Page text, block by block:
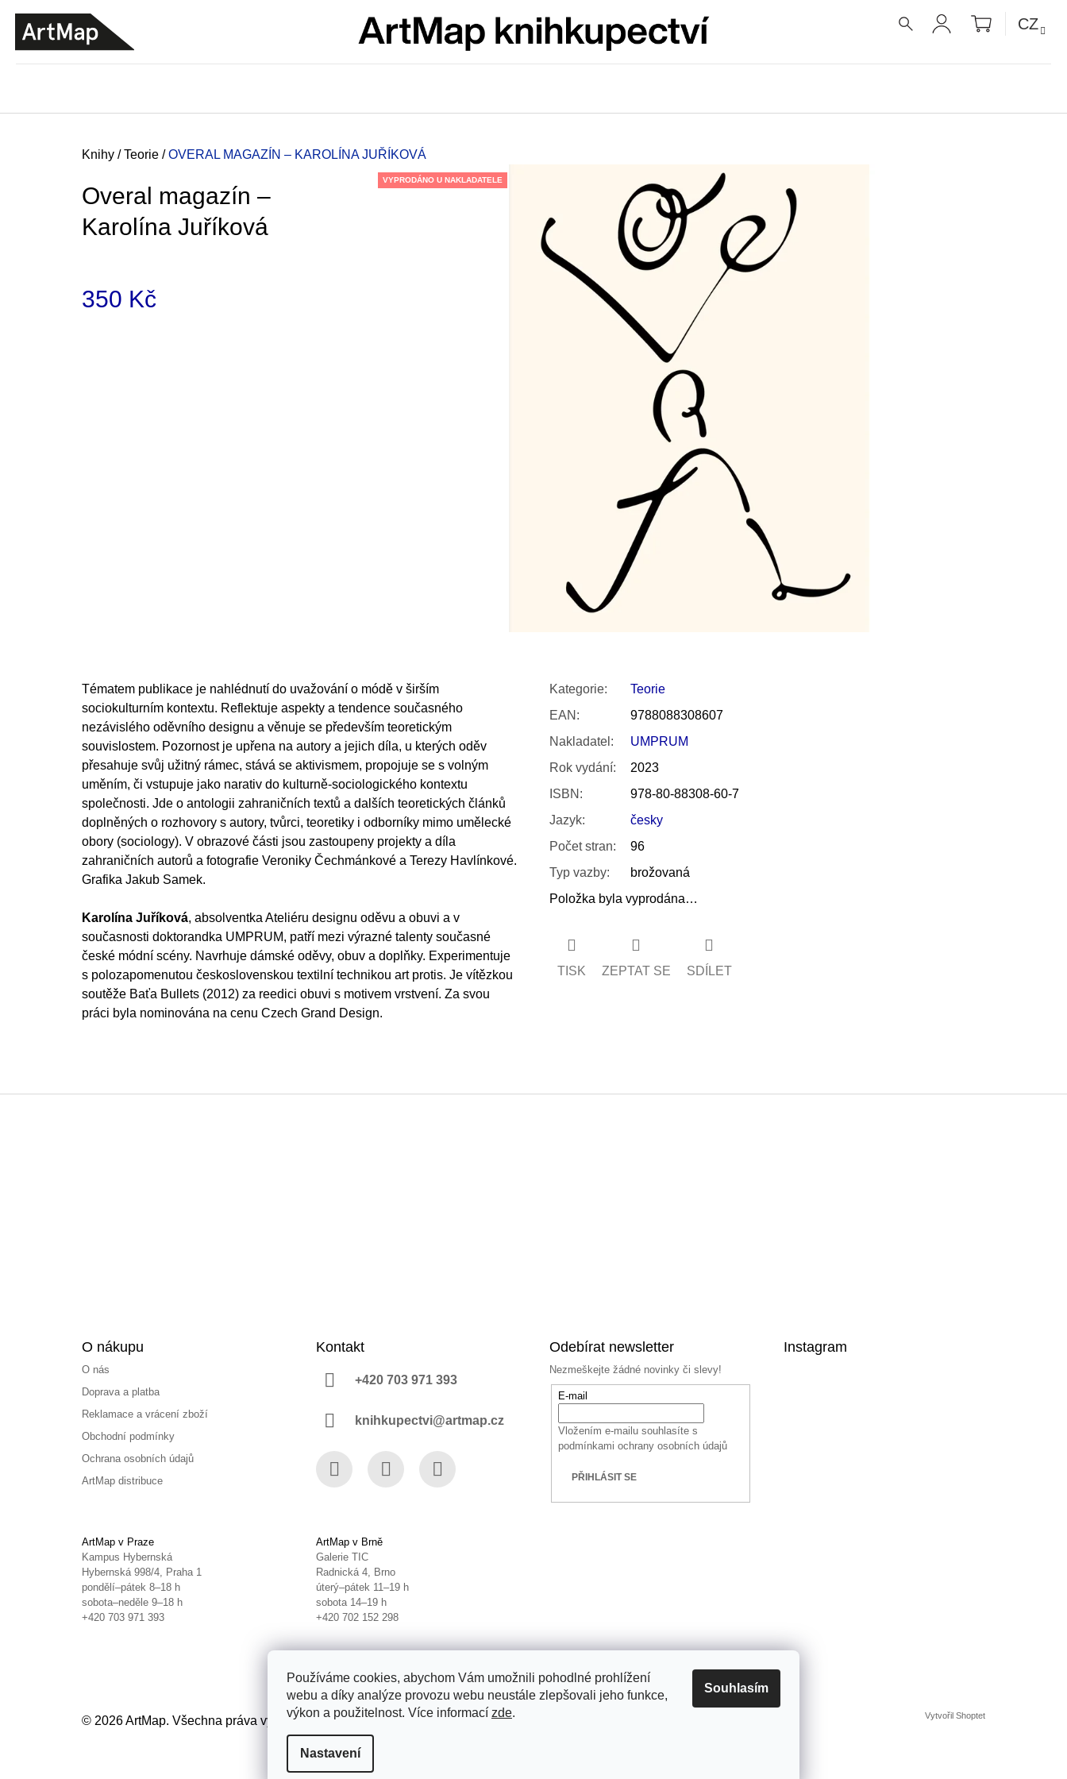
Používáme cookies, abychom Vám umožnili pohodlné prohlížení
webu a díky analýze provozu webu neustále zlepšovali jeho funkce,
výkon a použitelnost. Více informací zde.
Nastavení
Souhlasím
PŘIHLÁŠENÍ
NÁKUPNÍ
KOŠÍK
CZ
Domů
Knihy / Teorie / OVERAL MAGAZÍN – KAROLÍNA JUŘÍKOVÁ
Overal magazín –
Karolína Juříková
VYPRODÁNO U NAKLADATELE
350 Kč
Tématem publikace je nahlédnutí do uvažování o módě v širším
sociokulturním kontextu. Reflektuje aspekty a tendence současného
nezávislého oděvního designu a věnuje se především teoretickým
souvislostem. Pozornost je upřena na autory a jejich díla, u kterých oděv
přesahuje svůj užitný rámec, stává se aktivismem, propojuje se s volným
uměním, či vstupuje jako narativ do kulturně-sociologického kontextu
společnosti. Jde o antologii zahraničních textů a dalších teoretických článků
doplněných o rozhovory s autory, tvůrci, teoretiky i odborníky mimo umělecké
obory (sociology). V obrazové části jsou zastoupeny projekty a díla
zahraničních autorů a fotografie Veroniky Čechmánkové a Terezy Havlínkové.
Grafika Jakub Samek.
Karolína Juříková, absolventka Ateliéru designu oděvu a obuvi a v
současnosti doktorandka UMPRUM, patří mezi výrazné talenty současné
české módní scény. Navrhuje dámské oděvy, obuv a doplňky. Experimentuje
s polozapomenutou československou textilní technikou art protis. Je vítězkou
soutěže Baťa Bullets (2012) za reedici obuvi s motivem vrstvení. Za svou
práci byla nominována na cenu Czech Grand Design.
Kategorie:
Teorie
EAN :
9788088308607
Nakladatel :
UMPRUM
Rok vydání:
2023
ISBN :
978-80-88308-60-7
Jazyk:
česky
Počet stran:
96
Typ vazby:
brožovaná
Položka byla vyprodána…
TISK ZEPTAT SE SDÍLET
ZPĚT
DO
OBCHODU
ZPĚT
DO
OBCHODU
VÝVAR
NEJEN ROMSKÉ RECEPTY PRO
SNESITELNĚJŠÍ KLIMA
Původně:
350 Kč
O nákupu
O nás
Doprava a platba
Reklamace a vrácení zboží
Obchodní podmínky
Ochrana osobních údajů
ArtMap distribuce
Kontakt
+420 703 971 393
knihkupectvi@artmap.cz
Odebírat newsletter
Nezmeškejte žádné novinky či slevy!
E-mail
Vložením e-mailu souhlasíte s
podmínkami ochrany osobních údajů
PŘIHLÁSIT SE
Instagram
ArtMap v Praze
Kampus Hybernská
Hybernská 998/4, Praha 1
pondělí–pátek 8–18 h
sobota–neděle 9–18 h
+420 703 971 393
ArtMap v Brně
Galerie TIC
Radnická 4, Brno
úterý–pátek 11–19 h
sobota 14–19 h
+420 702 152 298
© 2026 ArtMap. Všechna práva vyhrazena.Upravit nastavení cookies